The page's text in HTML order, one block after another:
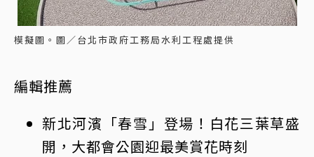
模擬圖。圖／台北市政府工務局水利工程處提供
編輯推薦
新北河濱「春雪」登場！白花三葉草盛
開，大都會公園迎最美賞花時刻